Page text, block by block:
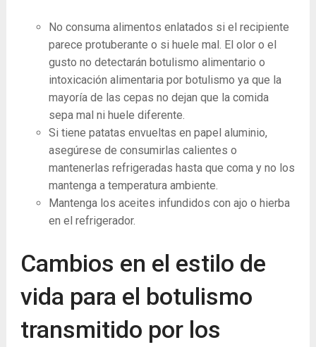
No consuma alimentos enlatados si el recipiente
parece protuberante o si huele mal. El olor o el
gusto no detectarán botulismo alimentario o
intoxicación alimentaria por botulismo ya que la
mayoría de las cepas no dejan que la comida
sepa mal ni huele diferente.
Si tiene patatas envueltas en papel aluminio,
asegúrese de consumirlas calientes o
mantenerlas refrigeradas hasta que coma y no los
mantenga a temperatura ambiente.
Mantenga los aceites infundidos con ajo o hierba
en el refrigerador.
Cambios en el estilo de
vida para el botulismo
transmitido por los